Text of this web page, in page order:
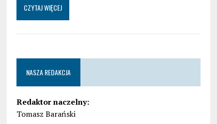
CZYTAJ WIĘCEJ
NASZA REDAKCJA
Redaktor naczelny:
Tomasz Barański